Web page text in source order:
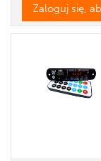
Zaloguj się,